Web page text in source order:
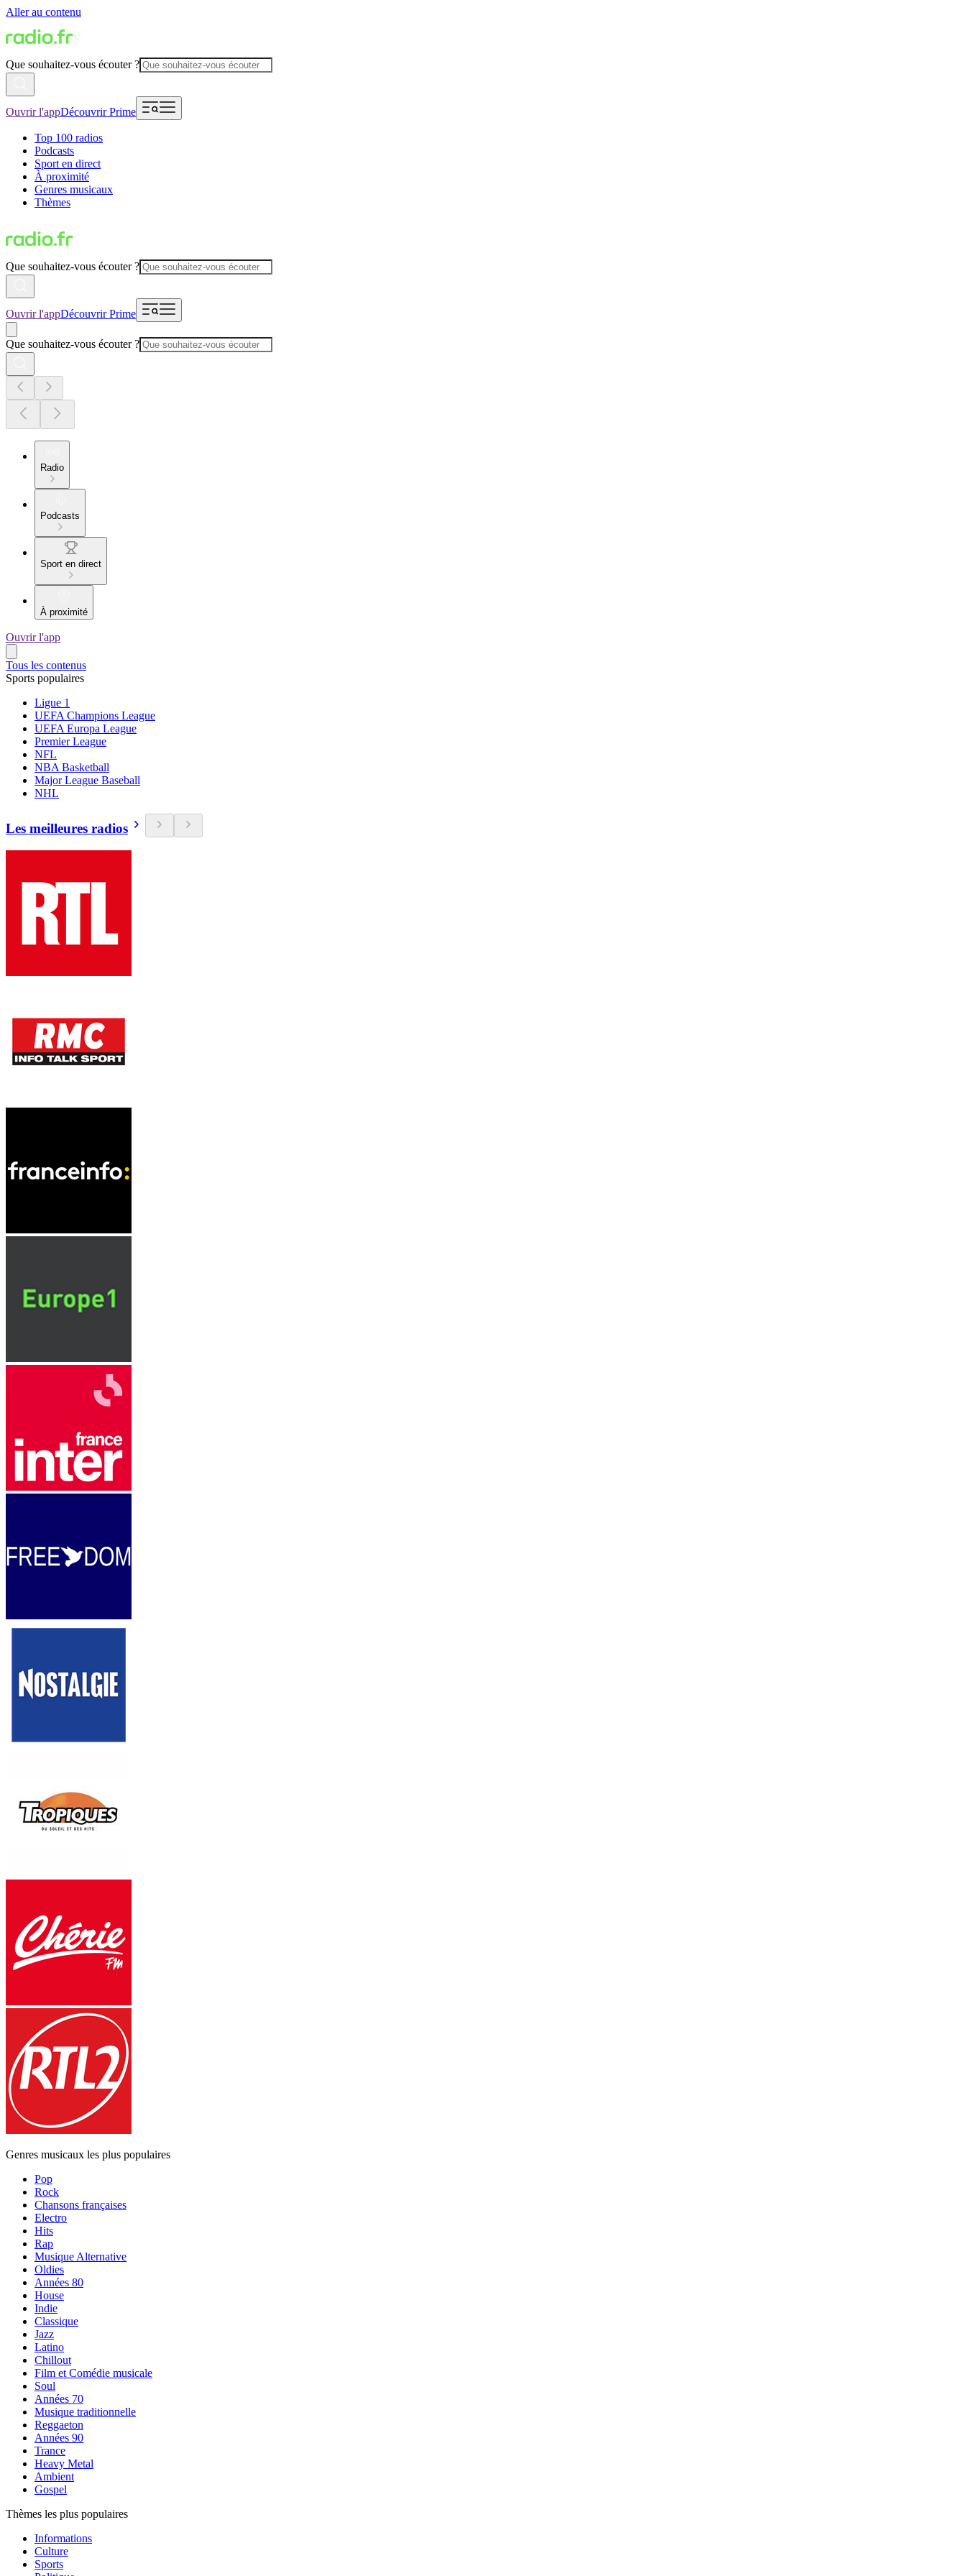
Aller au contenu
Que souhaitez-vous écouter ?
Ouvrir l'appDécouvrir Prime
Top 100 radios
Podcasts
Sport en direct
À proximité
Genres musicaux
Thèmes
Que souhaitez-vous écouter ?
Ouvrir l'appDécouvrir Prime
Que souhaitez-vous écouter ?
Radio
Podcasts
Sport en direct
À proximité
Ouvrir l'app
Tous les contenus
Sports populaires
Ligue 1
UEFA Champions League
UEFA Europa League
Premier League
NFL
NBA Basketball
Major League Baseball
NHL
Les meilleures radios
Genres musicaux les plus populaires
Pop
Rock
Chansons françaises
Electro
Hits
Rap
Musique Alternative
Oldies
Années 80
House
Indie
Classique
Jazz
Latino
Chillout
Film et Comédie musicale
Soul
Années 70
Musique traditionnelle
Reggaeton
Années 90
Trance
Heavy Metal
Ambient
Gospel
Thèmes les plus populaires
Informations
Culture
Sports